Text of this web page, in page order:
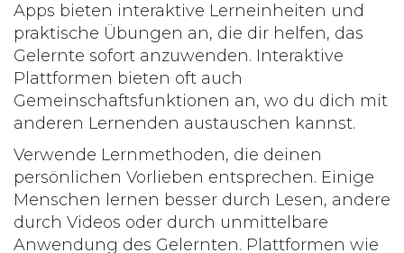
Apps bieten interaktive Lerneinheiten und
praktische Übungen an, die dir helfen, das
Gelernte sofort anzuwenden. Interaktive
Plattformen bieten oft auch
Gemeinschaftsfunktionen an, wo du dich mit
anderen Lernenden austauschen kannst.
Verwende Lernmethoden, die deinen
persönlichen Vorlieben entsprechen. Einige
Menschen lernen besser durch Lesen, andere
durch Videos oder durch unmittelbare
Anwendung des Gelernten. Plattformen wie